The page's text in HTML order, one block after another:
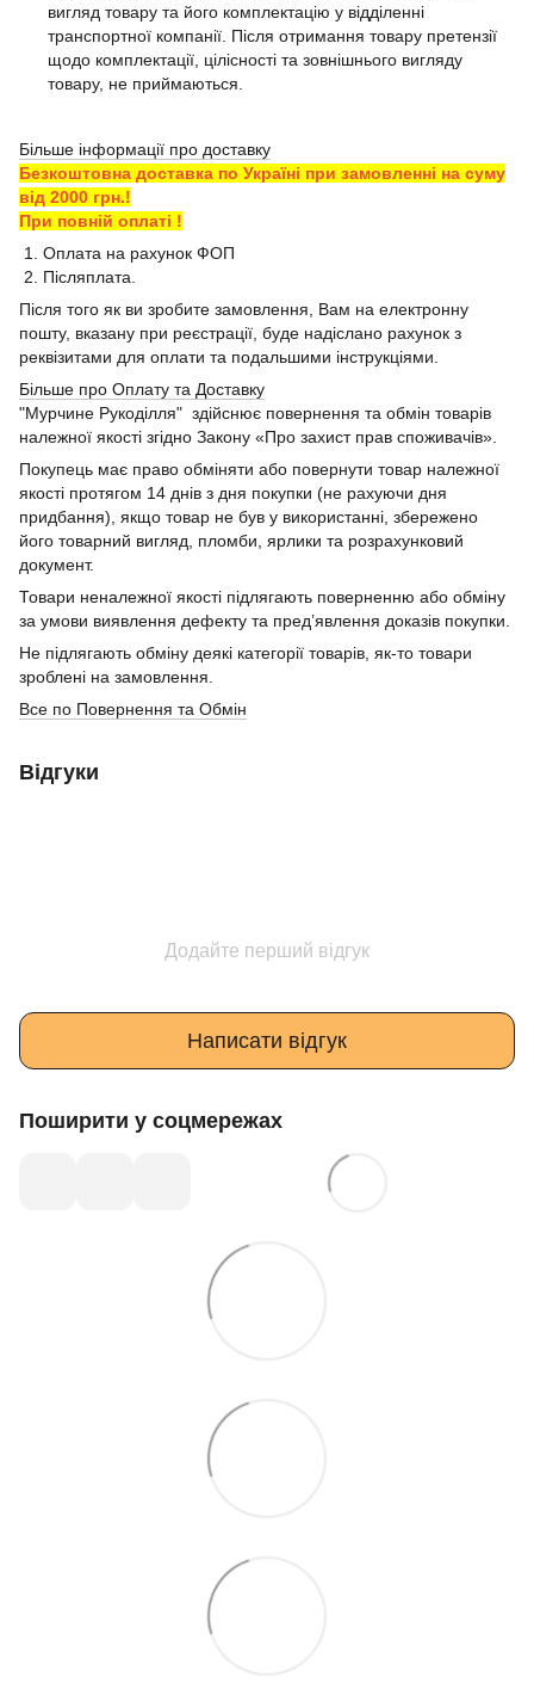
вигляд товару та його комплектацію у відділенні
транспортної компанії. Після отримання товару претензії
щодо комплектації, цілісності та зовнішнього вигляду
товару, не приймаються.
Більше інформації про доставку
Безкоштовна доставка по Україні при замовленні на суму
від 2000 грн.!
При повній оплаті !
1. Оплата на рахунок ФОП
2. Післяплата.
Після того як ви зробите замовлення, Вам на електронну
пошту, вказану при реєстрації, буде надіслано рахунок з
реквізитами для оплати та подальшими інструкціями.
Більше про Оплату та Доставку
"Мурчине Рукоділля" здійснює повернення та обмін товарів
належної якості згідно Закону «Про захист прав споживачів».
Покупець має право обміняти або повернути товар належної
якості протягом 14 днів з дня покупки (не рахуючи дня
придбання), якщо товар не був у використанні, збережено
його товарний вигляд, пломби, ярлики та розрахунковий
документ.
Товари неналежної якості підлягають поверненню або обміну
за умови виявлення дефекту та пред’явлення доказів покупки.
Не підлягають обміну деякі категорії товарів, як-то товари
зроблені на замовлення.
Все по Повернення та Обмін
Відгуки
Додайте перший відгук
Написати відгук
Поширити у соцмережах